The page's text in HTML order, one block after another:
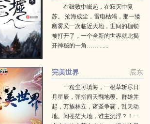
在破败中崛起，在寂灭中复
苏。 沧海成尘，雷电枯竭，那一缕
幽雾又一次临近大地，世间的枷锁
被打开了，一个全新的世界就此揭
开神秘的一角…… ......
辰东
完美世界
一粒尘可填海，一根草斩尽日
月星辰，弹指间天翻地覆。群雄并
起，万族林立，诸圣争霸，乱天动
地。问苍茫大地，谁主沉浮？！一